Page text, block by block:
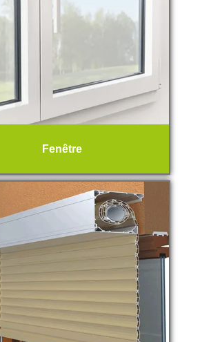
Fenêtre